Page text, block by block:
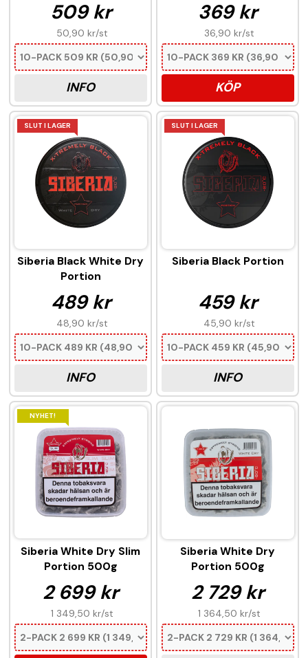
509 kr
50,90 kr/st
INFO
369 kr
36,90 kr/st
KÖP
SLUT I LAGER
Siberia Black White Dry
Portion
489 kr
48,90 kr/st
INFO
SLUT I LAGER
Siberia Black Portion
459 kr
45,90 kr/st
INFO
NYHET!
Siberia White Dry Slim
Portion 500g
2 699 kr
1 349,50 kr/st
Siberia White Dry
Portion 500g
2 729 kr
1 364,50 kr/st